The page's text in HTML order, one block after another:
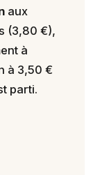
aux
(3,80 €),
à
à 3,50 €
parti.